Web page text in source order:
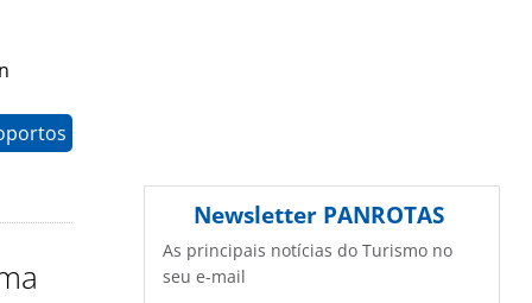
Newsletter PANROTAS
As principais notícias do Turismo no
seu e-mail